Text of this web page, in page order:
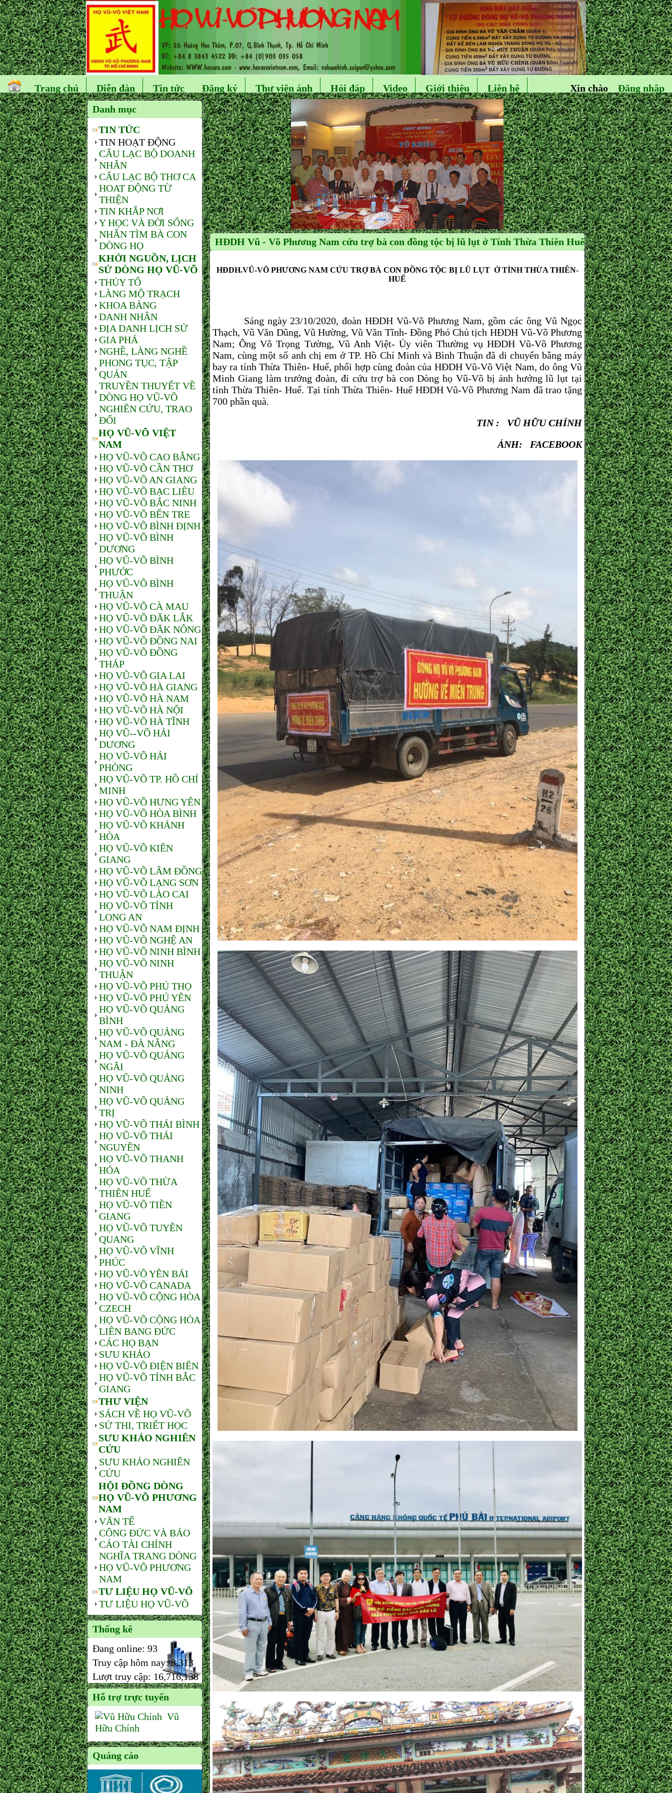
Trang chủ Diễn đàn Tin tức Đăng ký Thư viện ảnh Hỏi đáp Video Giới thiệu Liên hệ Đăng nhập
Xin chào
Danh mục
TIN TỨC
TIN HOẠT ĐỘNG
CÂU LẠC BỘ DOANH
NHÂN
CÂU LẠC BỘ THƠ CA
HOAT ĐỘNG TỪ
THIỆN
TIN KHẮP NƠI
Y HỌC VÀ ĐỜI SỐNG
NHẮN TÌM BÀ CON
DÒNG HỌ
KHỞI NGUỒN, LỊCH
SỬ DÒNG HỌ VŨ-VÕ
THỦY TỔ
LÀNG MỘ TRẠCH
KHOA BẢNG
DANH NHÂN
ĐỊA DANH LỊCH SỬ
GIA PHẢ
NGHỀ, LÀNG NGHỀ
PHONG TỤC, TẬP
QUÁN
TRUYỀN THUYẾT VỀ
DÒNG HỌ VŨ-VÕ
NGHIÊN CỨU, TRAO
ĐỔI
HỌ VŨ-VÕ VIỆT
NAM
HỌ VŨ-VÕ CAO BẰNG
HỌ VŨ-VÕ CẦN THƠ
HỌ VŨ-VÕ AN GIANG
HỌ VŨ-VÕ BẠC LIÊU
HỌ VŨ-VÕ BẮC NINH
HỌ VŨ-VÕ BẾN TRE
HỌ VŨ-VÕ BÌNH ĐỊNH
HỌ VŨ-VÕ BÌNH
DƯƠNG
HỌ VŨ-VÕ BÌNH
PHƯỚC
HỌ VŨ-VÕ BÌNH
THUẬN
HỌ VŨ-VÕ CÀ MAU
HỌ VŨ-VÕ ĐĂK LẮK
HỌ VŨ-VÕ ĐĂK NÔNG
HỌ VŨ-VÕ ĐỒNG NAI
HỌ VŨ-VÕ ĐỒNG
THÁP
HỌ VŨ-VÕ GIA LAI
HỌ VŨ-VÕ HÀ GIANG
HỌ VŨ-VÕ HÀ NAM
HỌ VŨ-VÕ HÀ NỘI
HỌ VŨ-VÕ HÀ TĨNH
HỌ VŨ--VÕ HẢI
DƯƠNG
HỌ VŨ-VÕ HẢI
PHÒNG
HỌ VŨ-VÕ TP. HỒ CHÍ
MINH
HỌ VŨ-VÕ HƯNG YÊN
HỌ VŨ-VÕ HÒA BÌNH
HỌ VŨ-VÕ KHÁNH
HÒA
HỌ VŨ-VÕ KIÊN
GIANG
HỌ VŨ-VÕ LÂM ĐỒNG
HỌ VŨ-VÕ LẠNG SƠN
HỌ VŨ-VÕ LÀO CAI
HỌ VŨ-VÕ TỈNH
LONG AN
HỌ VŨ-VÕ NAM ĐỊNH
HỌ VŨ-VÕ NGHỆ AN
HỌ VŨ-VÕ NINH BÌNH
HỌ VŨ-VÕ NINH
THUẬN
HỌ VŨ-VÕ PHÚ THỌ
HỌ VŨ-VÕ PHÚ YÊN
HỌ VŨ-VÕ QUẢNG
BÌNH
HỌ VŨ-VÕ QUẢNG
NAM - ĐÀ NẴNG
HỌ VŨ-VÕ QUẢNG
NGÃI
HỌ VŨ-VÕ QUẢNG
NINH
HỌ VŨ-VÕ QUẢNG
TRỊ
HỌ VŨ-VÕ THÁI BÌNH
HỌ VŨ-VÕ THÁI
NGUYÊN
HỌ VŨ-VÕ THANH
HÓA
HỌ VŨ-VÕ THỪA
THIÊN HUẾ
HỌ VŨ-VÕ TIỀN
GIANG
HỌ VŨ-VÕ TUYÊN
QUANG
HỌ VŨ-VÕ VĨNH
PHÚC
HỌ VŨ-VÕ YÊN BÁI
HỌ VŨ-VÕ CANADA
HỌ VŨ-VÕ CỘNG HÒA
CZECH
HỌ VŨ-VÕ CỘNG HÒA
LIÊN BANG ĐỨC
CÁC HỌ BẠN
SƯU KHẢO
HỌ VŨ-VÕ ĐIỆN BIÊN
HỌ VŨ-VÕ TỈNH BẮC
GIANG
THƯ VIỆN
SÁCH VỀ HỌ VŨ-VÕ
SỬ THI, TRIẾT HỌC
SƯU KHẢO NGHIÊN
CỨU
SƯU KHẢO NGHIÊN
CỨU
HỘI ĐỒNG DÒNG
HỌ VŨ-VÕ PHƯƠNG
NAM
VĂN TẾ
CÔNG ĐỨC VÀ BÁO
CÁO TÀI CHÍNH
NGHĨA TRANG DÒNG
HỌ VŨ-VÕ PHƯƠNG
NAM
TƯ LIỆU HỌ VŨ-VÕ
TƯ LIỆU HỌ VŨ-VÕ
Thống kê
Đang online: 93
Truy cập hôm nay:3,313
Lượt truy cập: 16,716,138
Hỗ trợ trực tuyến
Vũ
Hữu Chính
Quảng cáo
HĐDH Vũ - Võ Phương Nam cứu trợ bà con đồng tộc bị lũ lụt ở Tỉnh Thừa Thiên Huế
HĐDH.VŨ-VÕ PHƯƠNG NAM CỨU TRỢ BÀ CON ĐỒNG TỘC BỊ LŨ LỤT Ở TỈNH THỪA THIÊN-
HUẾ
Sáng ngày 23/10/2020, đoàn HĐDH Vũ-Võ Phương Nam, gồm các ông Vũ Ngọc
Thạch, Vũ Văn Dũng, Vũ Hường, Vũ Văn Tĩnh- Đồng Phó Chủ tịch HĐDH Vũ-Võ Phương
Nam; Ông Võ Trọng Tường, Vũ Anh Việt- Ủy viên Thường vụ HĐDH Vũ-Võ Phương
Nam, cùng một số anh chị em ở TP. Hồ Chí Minh và Bình Thuận đã di chuyển bằng máy
bay ra tỉnh Thừa Thiên- Huế, phối hợp cùng đoàn của HĐDH Vũ-Võ Việt Nam, do ông Vũ
Minh Giang làm trưởng đoàn, đi cứu trợ bà con Dòng họ Vũ-Võ bị ảnh hưởng lũ lụt tại
tỉnh Thừa Thiên- Huế. Tại tỉnh Thừa Thiên- Huế HĐDH Vũ-Võ Phương Nam đã trao tặng
700 phần quà.
TIN : VŨ HỮU CHÍNH
ẢNH: FACEBOOK